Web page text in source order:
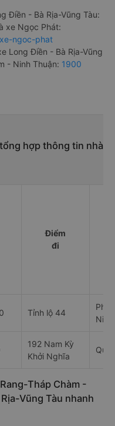
Điền - Bà Rịa-Vũng Tàu:
xe Ngọc Phát:
ngoc-phat
Long Điền - Bà Rịa-Vũng
- Ninh Thuận: 1900
hợp thông tin nhà
Điểm
đi
Tỉnh lộ 44
Phủ
192 Nam Kỳ
Khởi Nghĩa
Tháp Chàm -
Vũng Tàu nhanh